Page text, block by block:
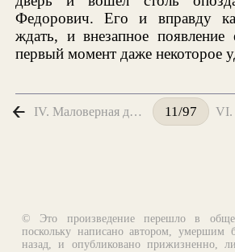
Федорович. Его и вправду
ждать, и внезапное появление
первый момент даже некоторое
IV. Маловерная дама 11/97
© Это произведение перешло в
поскольку написано автором, умершим
назад, и опубликовано прижизненно,